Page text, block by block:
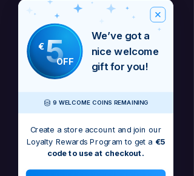
So Close is a pop track where both the
orchestra and the pop beat meet to
make a new type of sound. This
particular MP3 is a digital download
only - MP3 so when you purchase it -
you get a high quality MP3
€5OFF
We’ve got a
nice welcome
gift for you!
9 WELCOME COINS REMAINING
Create a store account and join our
Loyalty Rewards Program to get a €5
code to use at checkout.